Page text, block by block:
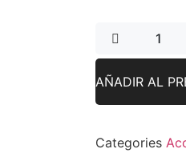
AÑADIR AL
Categories